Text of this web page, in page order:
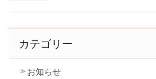
カテゴリー
お知らせ